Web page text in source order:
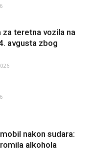
za teretna vozila na
avgusta zbog
nakon sudara:
alkohola